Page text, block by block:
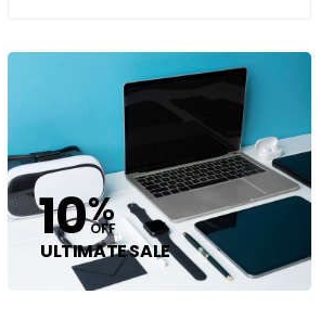
10%
OFF
ULTIMATE SALE